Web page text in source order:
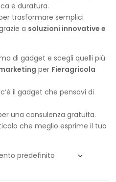
e duratura.
trasformare semplici
a soluzioni innovative e
di gadget e scegli quelli più
per Fieragricola
il gadget che pensavi di
una consulenza gratuita.
che meglio esprime il tuo